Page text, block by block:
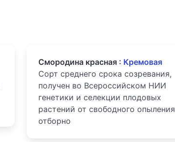
Смородина красная : Кремовая
Сорт среднего срока созревания,
получен во Всероссийском НИИ
генетики и селекции плодовых
растений от свободного опыления
отборно